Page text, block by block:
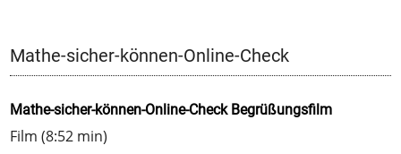
Mathe-sicher-können-Online-Check
Mathe-sicher-können-Online-Check Begrüßungsfilm
Film (8:52 min)